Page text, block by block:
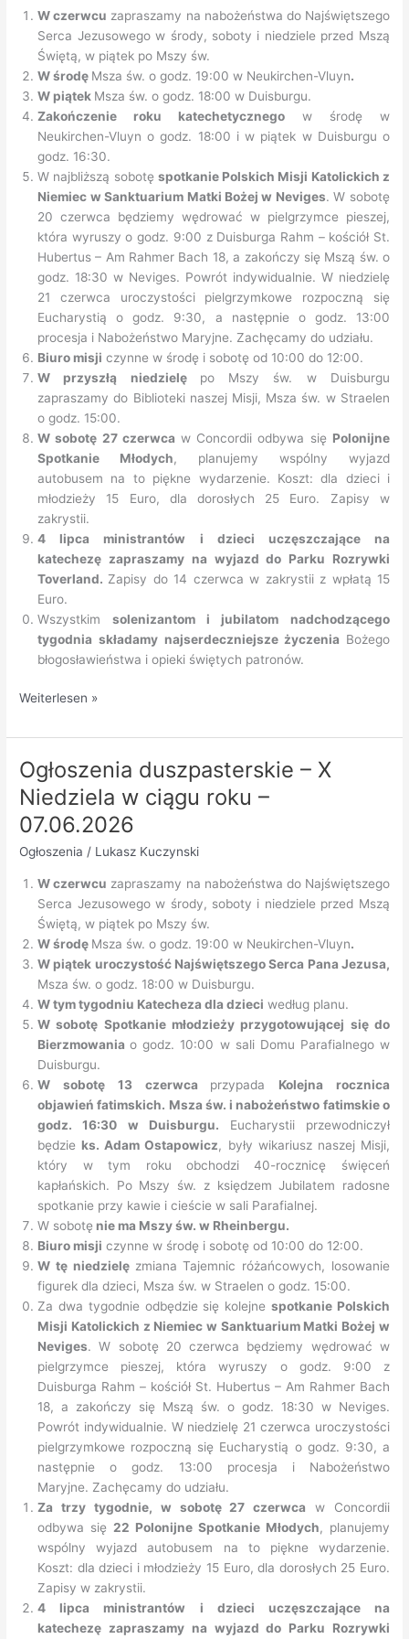
rokuW czerwcu zapraszamy na nabożeństwa do Najświętszego
Serca Jezusowego w środy, soboty i niedziele przed Mszą
Świętą, w piątek po Mszy św.
W środę Msza św. o godz. 19:00 w Neukirchen-Vluyn.
W piątek Msza św. o godz. 18:00 w Duisburgu.
Zakończenie roku katechetycznego w środę w
Neukirchen-Vluyn o godz. 18:00 i w piątek w Duisburgu o
godz. 16:30.
W najbliższą sobotę spotkanie Polskich Misji Katolickich z
Niemiec w Sanktuarium Matki Bożej w Neviges. W sobotę
20 czerwca będziemy wędrować w pielgrzymce pieszej,
która wyruszy o godz. 9:00 z Duisburga Rahm – kościół St.
Hubertus – Am Rahmer Bach 18, a zakończy się Mszą św. o
godz. 18:30 w Neviges. Powrót indywidualnie. W niedzielę
21 czerwca uroczystości pielgrzymkowe rozpoczną się
Eucharystią o godz. 9:30, a następnie o godz. 13:00
procesja i Nabożeństwo Maryjne. Zachęcamy do udziału.
Biuro misji czynne w środę i sobotę od 10:00 do 12:00.
W przyszłą niedzielę po Mszy św. w Duisburgu
zapraszamy do Biblioteki naszej Misji, Msza św. w Straelen
o godz. 15:00.
W sobotę 27 czerwca w Concordii odbywa się Polonijne
Spotkanie Młodych, planujemy wspólny wyjazd
autobusem na to piękne wydarzenie. Koszt: dla dzieci i
młodzieży 15 Euro, dla dorosłych 25 Euro. Zapisy w
zakrystii.
4 lipca ministrantów i dzieci uczęszczające na
katechezę zapraszamy na wyjazd do Parku Rozrywki
Toverland. Zapisy do 14 czerwca w zakrystii z wpłatą 15
Euro.
Wszystkim solenizantom i jubilatom nadchodzącego
tygodnia składamy najserdeczniejsze życzenia Bożego
błogosławieństwa i opieki świętych patronów.
Ogłoszenia
–
14.06.2026
–
XI
Niedziela
w
ciągu
roku
Weiterlesen »
Ogłoszenia duszpasterskie – X
Niedziela w ciągu roku –
07.06.2026
Ogłoszenia / Lukasz Kuczynski
W czerwcu zapraszamy na nabożeństwa do Najświętszego
Serca Jezusowego w środy, soboty i niedziele przed Mszą
Świętą, w piątek po Mszy św.
W środę Msza św. o godz. 19:00 w Neukirchen-Vluyn.
W piątek uroczystość Najświętszego Serca Pana Jezusa,
Msza św. o godz. 18:00 w Duisburgu.
W tym tygodniu Katecheza dla dzieci według planu.
W sobotę Spotkanie młodzieży przygotowującej się do
Bierzmowaniao godz. 10:00 w sali Domu Parafialnego w
Duisburgu.
W sobotę 13 czerwca przypada Kolejna rocznica
objawień fatimskich. Msza św. i nabożeństwo fatimskie o
godz. 16:30 w Duisburgu. Eucharystii przewodniczył
będzie ks. Adam Ostapowicz, były wikariusz naszej Misji,
który w tym roku obchodzi 40-rocznicę święceń
kapłańskich. Po Mszy św. z księdzem Jubilatem radosne
spotkanie przy kawie i cieście w sali Parafialnej.
W sobotę nie ma Mszy św. w Rheinbergu.
Biuro misji czynne w środę i sobotę od 10:00 do 12:00.
W tę niedzielę zmiana Tajemnic różańcowych, losowanie
figurek dla dzieci, Msza św. w Straelen o godz. 15:00.
Za dwa tygodnie odbędzie się kolejnespotkanie Polskich
Misji Katolickich z Niemiec w Sanktuarium Matki Bożej w
Neviges. W sobotę 20 czerwca będziemy wędrować w
pielgrzymce pieszej, która wyruszy o godz. 9:00 z
Duisburga Rahm – kościół St. Hubertus – Am Rahmer Bach
18, a zakończy się Mszą św. o godz. 18:30 w Neviges.
Powrót indywidualnie. W niedzielę 21 czerwca uroczystości
pielgrzymkowe rozpoczną się Eucharystią o godz. 9:30, a
następnie o godz. 13:00 procesja i Nabożeństwo
Maryjne. Zachęcamy do udziału.
Za trzy tygodnie, w sobotę 27 czerwca w Concordii
odbywa się 22 Polonijne Spotkanie Młodych, planujemy
wspólny wyjazd autobusem na to piękne wydarzenie.
Koszt: dla dzieci i młodzieży 15 Euro, dla dorosłych 25 Euro.
Zapisy w zakrystii.
4 lipca ministrantów i dzieci uczęszczające na
katechezę zapraszamy na wyjazd do Parku Rozrywki